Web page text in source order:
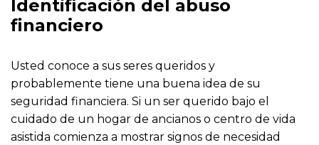
Identificación del abuso
financiero
Usted conoce a sus seres queridos y
probablemente tiene una buena idea de su
seguridad financiera. Si un ser querido bajo el
cuidado de un hogar de ancianos o centro de vida
asistida comienza a mostrar signos de necesidad